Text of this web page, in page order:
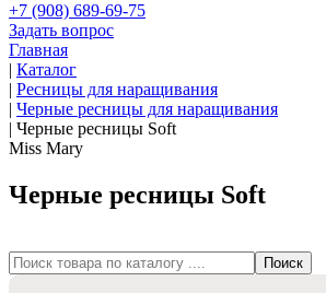
+7 (908) 689-69-75
Задать вопрос
Главная
| Каталог
| Ресницы для наращивания
| Черные ресницы для наращивания
| Черные ресницы Soft
Miss Mary
Черные ресницы Soft